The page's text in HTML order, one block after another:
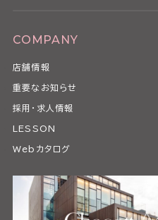
COMPANY
店舗情報
重要なお知らせ
採用・求人情報
LESSON
Webカタログ